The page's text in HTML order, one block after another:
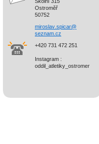
Ostroměř
50752
miroslav .spicar@
seznam.cz
+420 731 472 251
Instagram :
oddil_atletiky_ostromer